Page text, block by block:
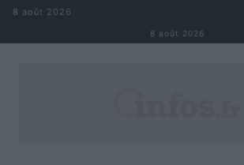
Aller au contenu
8 août 2026
8 août 2026